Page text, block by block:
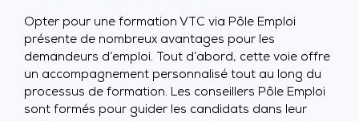
Opter pour une formation VTC via Pôle Emploi
présente de nombreux avantages pour les
demandeurs d’emploi. Tout d’abord, cette voie offre
un accompagnement personnalisé tout au long du
processus de formation. Les conseillers Pôle Emploi
sont formés pour guider les candidats dans leur